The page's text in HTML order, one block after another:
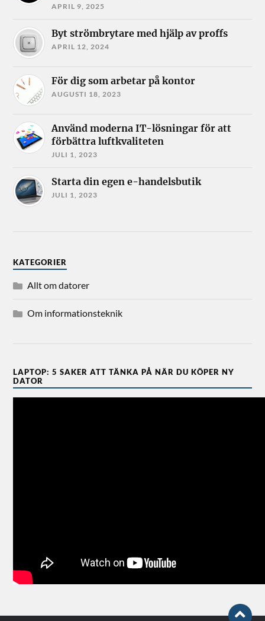
APRIL 9, 2025
Byt strömbrytare med hjälp av proffs
APRIL 12, 2024
För dig som arbetar på kontor
AUGUSTI 18, 2023
Använd moderna IT-lösningar för att
förbättra luftkvaliteten
JULI 1, 2023
Starta din egen e-handelsbutik
JULI 1, 2023
KATEGORIER
Allt om datorer
Om informationsteknik
LAPTOP: 5 SAKER ATT TÄNKA PÅ NÄR DU KÖPER NY
DATOR